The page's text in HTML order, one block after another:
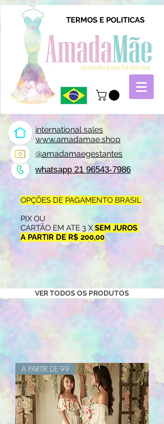
international sales
www.amadamae.shop
@amadamaegestantes
whatsapp 21 96543-7986
TERMOS E POLITICAS
OPÇÕES DE PAGAMENTO BRASIL
PIX OU
CARTÃO EM ATE 3 XSEM JUROS
A PARTIR DE R$ 200,00
VER TODOS OS PRODUTOS
A PARTIR DE 99